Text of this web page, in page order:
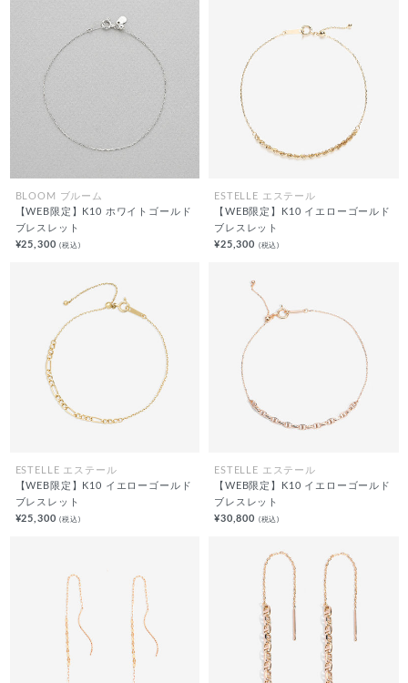
BLOOM ブルーム
【WEB限定】K10 ホワイトゴールド
ブレスレット
¥25,300(税込)
ESTELLE エステール
【WEB限定】K10 イエローゴールド
ブレスレット
¥25,300 (税込)
ESTELLE エステール
【WEB限定】K10 イエローゴールド
ブレスレット
¥25,300(税込)
ESTELLE エステール
【WEB限定】K10 イエローゴールド
ブレスレット
¥30,800 (税込)